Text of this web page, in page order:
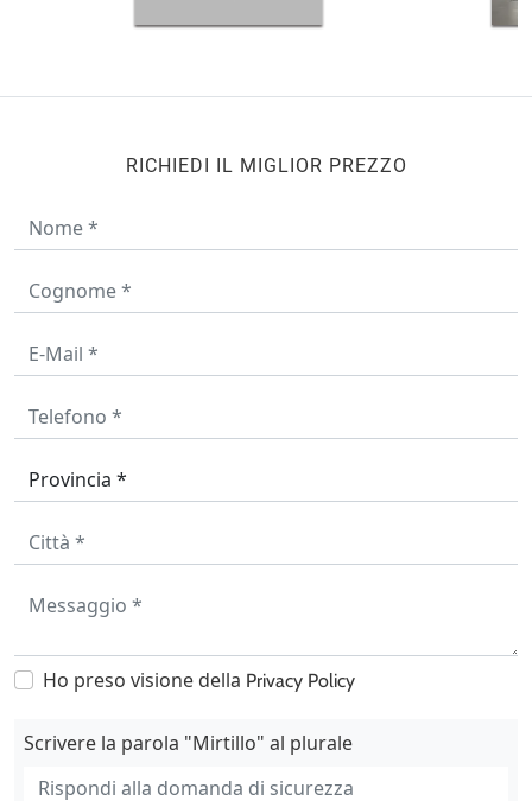
RICHIEDI IL MIGLIOR PREZZO
Ho preso visione della Privacy Policy
Scrivere la parola "Mirtillo" al plurale